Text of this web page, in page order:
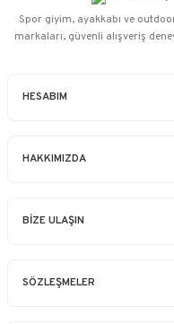
HESABIM
HAKKIMIZDA
BİZE ULAŞIN
SÖZLEŞMELER
Spor giyim, ayakkabı ve
markaları, güvenli alışveriş